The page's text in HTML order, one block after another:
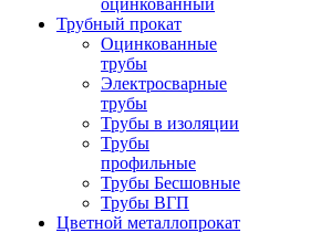
оцинкованный
Трубный прокат
Оцинкованные
трубы
Электросварные
трубы
Трубы в изоляции
Трубы
профильные
Трубы Бесшовные
Трубы ВГП
Цветной металлопрокат